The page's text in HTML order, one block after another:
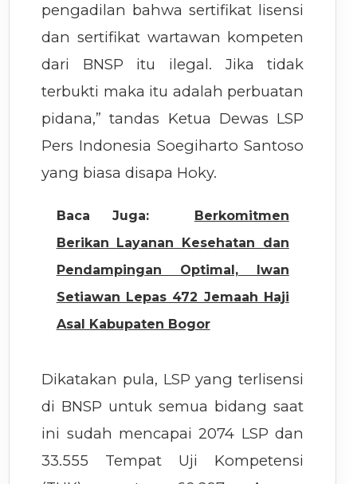
pengadilan bahwa sertifikat lisensi
dan sertifikat wartawan kompeten
dari BNSP itu ilegal. Jika tidak
terbukti maka itu adalah perbuatan
pidana,” tandas Ketua Dewas LSP
Pers Indonesia Soegiharto Santoso
yang biasa disapa Hoky.
Baca Juga:
Berkomitmen
Berikan Layanan Kesehatan dan
Pendampingan Optimal, Iwan
Setiawan Lepas 472 Jemaah Haji
Asal Kabupaten Bogor
Dikatakan pula, LSP yang terlisensi
di BNSP untuk semua bidang saat
ini sudah mencapai 2074 LSP dan
33.555 Tempat Uji Kompetensi